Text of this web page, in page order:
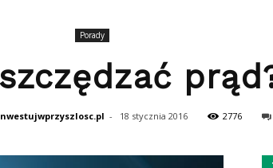
Porady
- 18 stycznia 2016 2776